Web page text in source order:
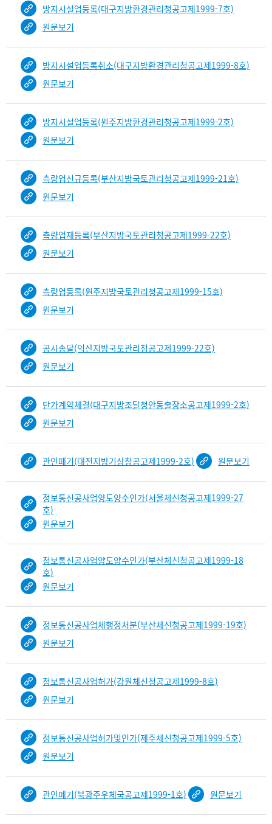
방지시설업등록(대구지방환경관리청공고제1999-7호)
원문보기
방지시설업등록취소(대구지방환경관리청공고제1999-8호)
원문보기
방지시설업등록(원주지방환경관리청공고제1999-2호)
원문보기
측량업신규등록(부산지방국토관리청공고제1999-21호)
원문보기
측량업재등록(부산지방국토관리청공고제1999-22호)
원문보기
측량업등록(원주지방국토관리청공고제1999-15호)
원문보기
공시송달(익산지방국토관리청공고제1999-22호)
원문보기
단가계약체결(대구지방조달청안동출장소공고제1999-2호)
원문보기
관인폐기(대전지방기상청공고제1999-2호) 원문보기
정보통신공사업양도양수인가(서울체신청공고제1999-27
호)
원문보기
정보통신공사업양도양수인가(부산체신청공고제1999-18
호)
원문보기
정보통신공사업체행정처분(부산체신청공고제1999-19호)
원문보기
정보통신공사업허가(강원체신청공고제1999-8호)
원문보기
정보통신공사업허가및인가(제주체신청공고제1999-5호)
원문보기
관인폐기(북광주우체국공고제1999-1호) 원문보기